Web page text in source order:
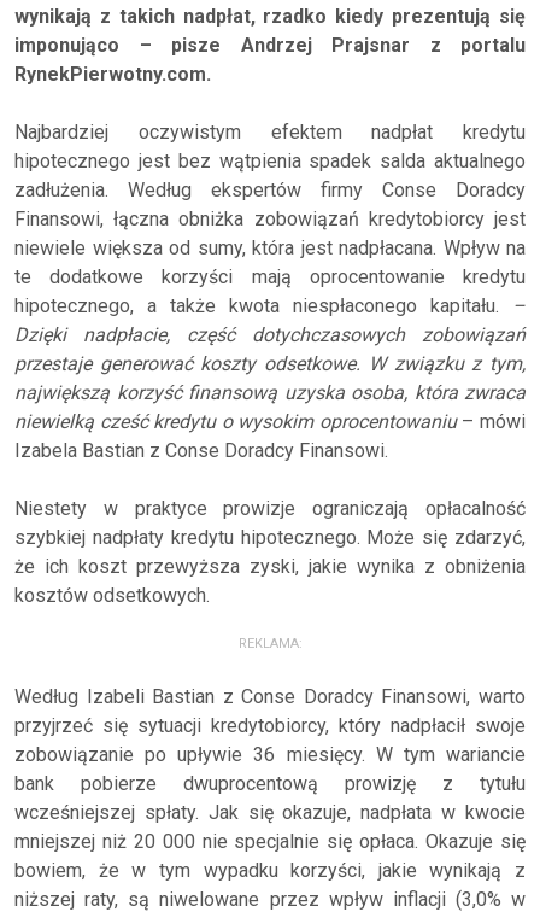
wynikają z takich nadpłat, rzadko kiedy prezentują się
imponująco – pisze Andrzej Prajsnar z portalu
RynekPierwotny.com.
Najbardziej oczywistym efektem nadpłat kredytu
hipotecznego jest bez wątpienia spadek salda aktualnego
zadłużenia. Według ekspertów firmy Conse Doradcy
Finansowi, łączna obniżka zobowiązań kredytobiorcy jest
niewiele większa od sumy, która jest nadpłacana. Wpływ na
te dodatkowe korzyści mają oprocentowanie kredytu
hipotecznego, a także kwota niespłaconego kapitału.
–
Dzięki nadpłacie, część dotychczasowych zobowiązań
przestaje generować koszty odsetkowe. W związku z tym,
największą korzyść finansową uzyska osoba, która zwraca
niewielką cześć kredytu o wysokim oprocentowaniu – mówi
Izabela Bastian z Conse Doradcy Finansowi.
Niestety w praktyce prowizje ograniczają opłacalność
szybkiej nadpłaty kredytu hipotecznego. Może się zdarzyć,
że ich koszt przewyższa zyski, jakie wynika z obniżenia
kosztów odsetkowych.
REKLAMA:
Według Izabeli Bastian z Conse Doradcy Finansowi, warto
przyjrzeć się sytuacji kredytobiorcy, który nadpłacił swoje
zobowiązanie po upływie 36 miesięcy. W tym wariancie
bank pobierze dwuprocentową prowizję z tytułu
wcześniejszej spłaty. Jak się okazuje, nadpłata w kwocie
mniejszej niż 20 000 nie specjalnie się opłaca. Okazuje się
bowiem, że w tym wypadku korzyści, jakie wynikają z
niższej raty, są niwelowane przez wpływ inflacji (3,0% w